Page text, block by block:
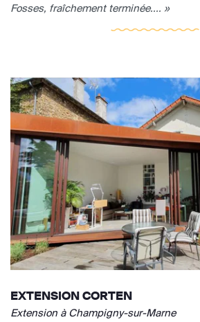
Fosses, fraîchement terminée.... »
EXTENSION CORTEN
Extension à Champigny-sur-Marne